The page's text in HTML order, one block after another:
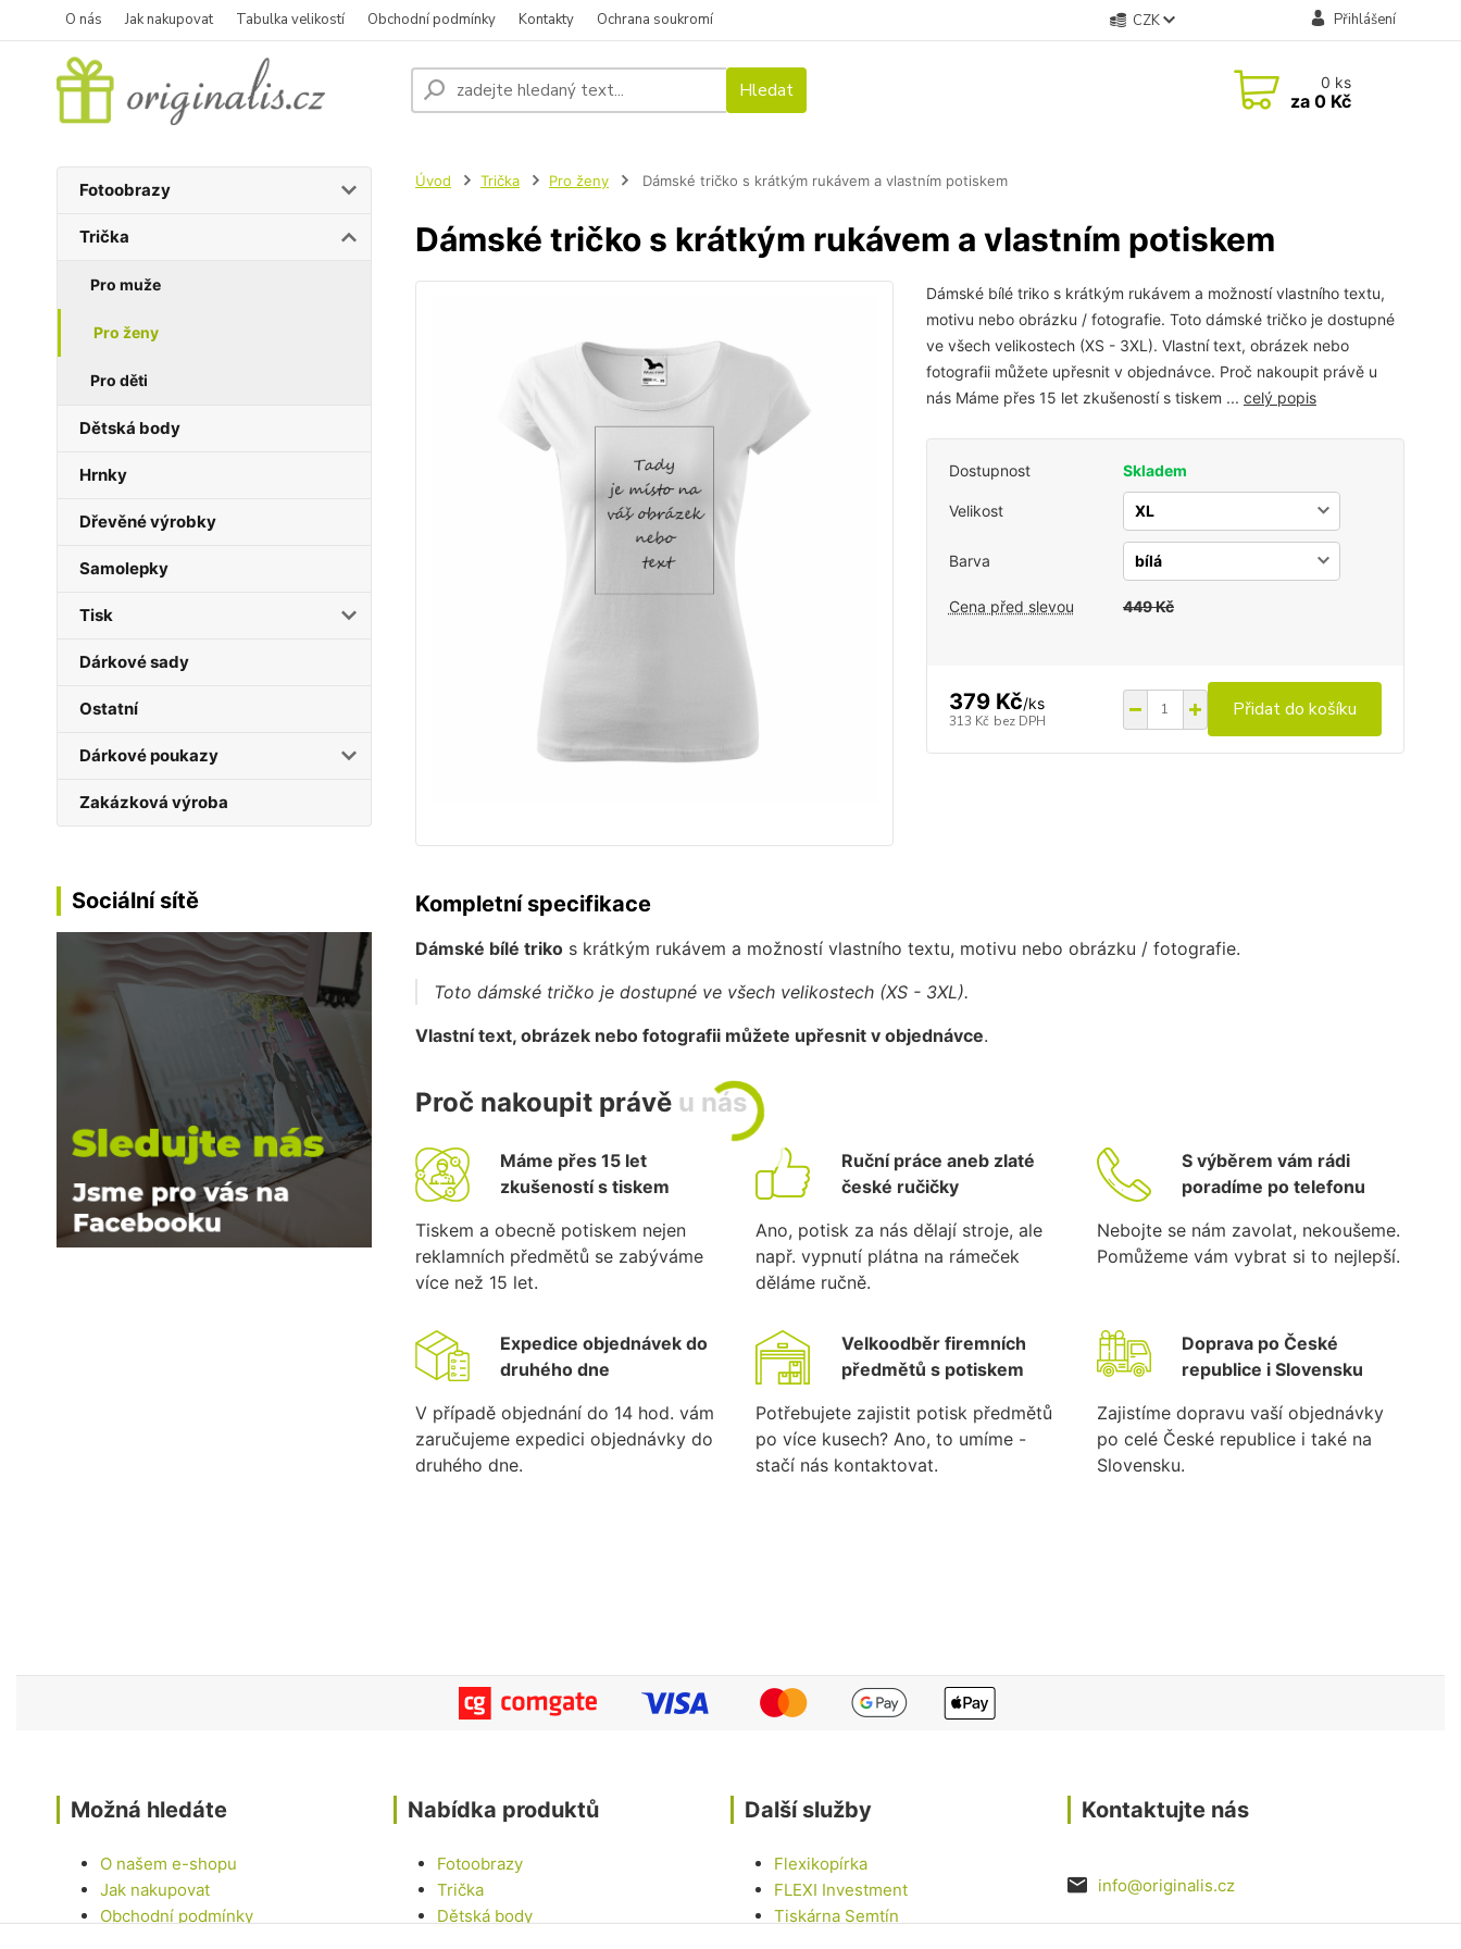
O nás Jak nakupovat Tabulka velikostí Obchodní podmínky Kontakty Ochrana soukromí CZK Přihlášení
Hledat 0 ks
za0 Kč
Fotoobrazy
Trička
Pro muže
Pro ženy
Pro děti
Dětská body
Hrnky
Dřevěné výrobky
Samolepky
Tisk
Dárkové sady
Ostatní
Dárkové poukazy
Zakázková výroba
Sociální sítě
Úvod Trička Pro ženy Dámské tričko s krátkým rukávem a vlastním potiskem
Dámské tričko s krátkým rukávem a vlastním potiskem
Dámské bílé triko s krátkým rukávem a možností vlastního textu,
motivu nebo obrázku / fotografie. Toto dámské tričko je dostupné
ve všech velikostech (XS - 3XL). Vlastní text, obrázek nebo
fotografii můžete upřesnit v objednávce. Proč nakoupit právě u
nás Máme přes 15 let zkušeností s tiskem ... celý popis
Dostupnost Skladem
Velikost
Barva
Cena před slevou 449 Kč
379 Kč/ks
313 Kč bez DPH Přidat do košíku
Kompletní specifikace
Dámské bílé trikos krátkým rukávem a možností vlastního textu, motivu nebo obrázku / fotografie.
Toto dámské tričko je dostupné ve všech velikostech (XS - 3XL).
Vlastní text, obrázek nebo fotografii můžete upřesnit v objednávce.
Proč nakoupit právě u nás
Máme přes 15 let
zkušeností s tiskem
Tiskem a obecně potiskem nejen
reklamních předmětů se zabýváme
více než 15 let.
Ruční práce aneb zlaté
české ručičky
Ano, potisk za nás dělají stroje, ale
např. vypnutí plátna na rámeček
děláme ručně.
S výběrem vám rádi
poradíme po telefonu
Nebojte se nám zavolat, nekoušeme.
Pomůžeme vám vybrat si to nejlepší.
Expedice objednávek do
druhého dne
V případě objednání do 14 hod. vám
zaručujeme expedici objednávky do
druhého dne.
Velkoodběr firemních
předmětů s potiskem
Potřebujete zajistit potisk předmětů
po více kusech? Ano, to umíme -
stačí nás kontaktovat.
Doprava po České
republice i Slovensku
Zajistíme dopravu vaší objednávky
po celé České republice i také na
Slovensku.
Možná hledáte
O našem e-shopu
Jak nakupovat
Obchodní podmínky
Nabídka produktů
Fotoobrazy
Trička
Dětská body
Další služby
Flexikopírka
FLEXI Investment
Tiskárna Semtín
Kontaktujte nás
info@originalis.cz